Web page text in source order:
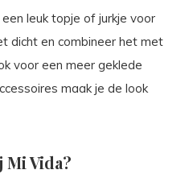
leuk topje of jurkje voor
dicht en combineer het met
voor een meer geklede
maak je de look
Vida?